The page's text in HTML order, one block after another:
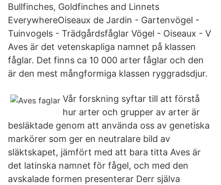
Bullfinches, Goldfinches and Linnets
EverywhereOiseaux de Jardin - Gartenvögel -
Tuinvogels - Trädgårdsfåglar Vögel - Oiseaux - V
Aves är det vetenskapliga namnet på klassen
fåglar. Det finns ca 10 000 arter fåglar och den
är den mest mångformiga klassen ryggradsdjur.
Vår forskning syftar till att förstå
hur arter och grupper av arter är
besläktade genom att använda oss av genetiska
markörer som ger en neutralare bild av
släktskapet, jämfört med att bara titta Aves är
det latinska namnet för fågel, och med den
avskalade formen presenterar Derr själva